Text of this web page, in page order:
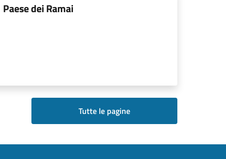
Paese dei Ramai
Tutte le pagine